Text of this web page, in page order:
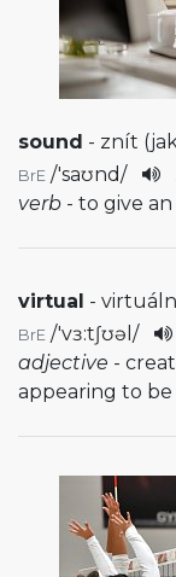
sound - znít
BrE /'saʊnd/
verb - to give
virtual -
BrE /'vɜ:tʃʊəl /
adjective -
appearing to be